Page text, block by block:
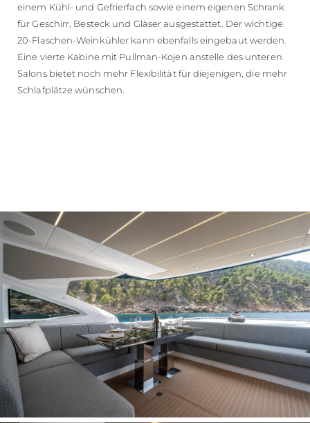
einem Kühl- und Gefrierfach sowie einem eigenen Schrank
für Geschirr, Besteck und Gläser ausgestattet. Der wichtige
20-Flaschen-Weinkühler kann ebenfalls eingebaut werden.
Eine vierte Kabine mit Pullman-Kojen anstelle des unteren
Salons bietet noch mehr Flexibilität für diejenigen, die mehr
Schlafplätze wünschen.